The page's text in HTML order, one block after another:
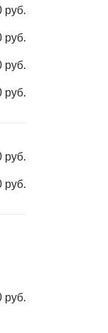
руб.
руб.
руб.
руб.
руб.
руб.
руб.